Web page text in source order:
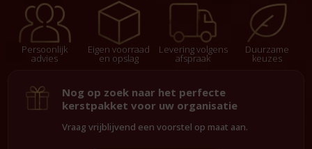
Persoonlijk
advies
Eigen voorraad
en opslag
Levering volgens
afspraak
Duurzame
keuzes
Nog op zoek naar het perfecte
kerstpakket voor uw organisatie
Vraag vrijblijvend een voorstel op maat aan.